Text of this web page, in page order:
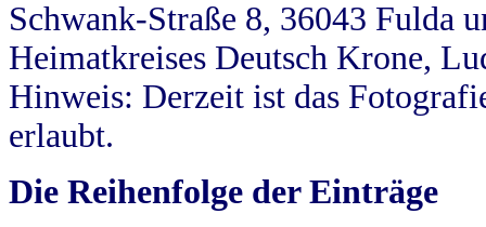
Schwank-Straße 8, 36043 Fulda
Heimatkreises Deutsch Krone,
Hinweis: Derzeit ist das
erlaubt.
Die Reihenfolge der Einträge